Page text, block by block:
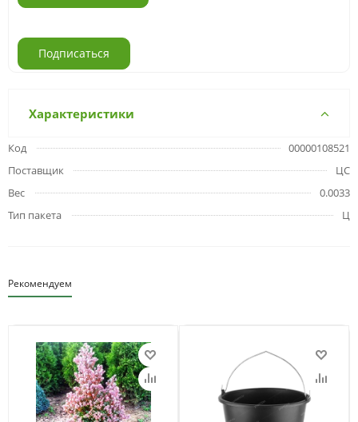
Подписаться
Характеристики
Код
00000108521
Поставщик
ЦС
Вес
0.0033
Тип пакета
Ц
Рекомендуем